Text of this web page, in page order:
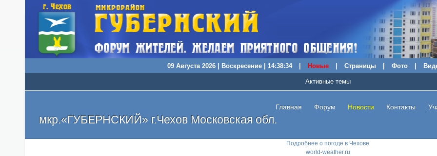
09 Августа 2026 | Воскресение | 14:38:35 Новые Страницы Фото
Подробнее о погоде в Чехове
world-weather.ru
мкр.«ГУБЕРНСКИЙ» г.Чехов Московская обл.
Главная Форум Новости Контакты
Активные темы